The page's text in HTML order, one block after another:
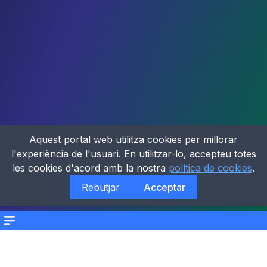
Menu
Aquest portal web utilitza cookies per millorar
l'experiència de l'usuari. En utilitzar-lo, accepteu totes
les cookies d'acord amb la nostra política de cookies.
Rebutjar
Acceptar